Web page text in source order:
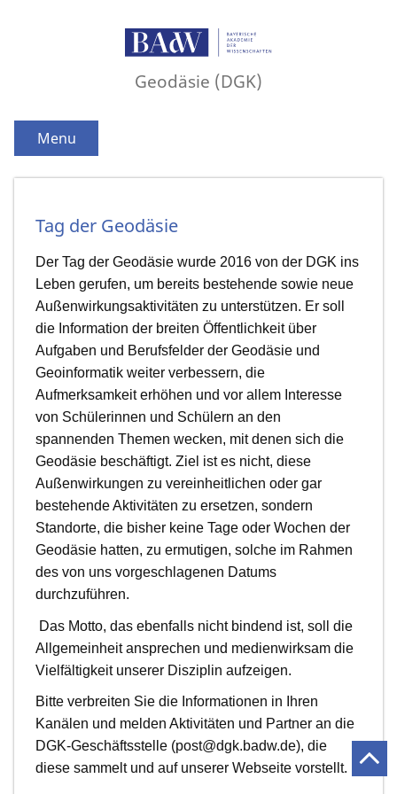
Geodäsie (DGK)
Menu
Tag der Geodäsie
Der Tag der Geodäsie wurde 2016 von der DGK ins
Leben gerufen, um bereits bestehende sowie neue
Außenwirkungsaktivitäten zu unterstützen. Er soll
die Information der breiten Öffentlichkeit über
Aufgaben und Berufsfelder der Geodäsie und
Geoinformatik weiter verbessern, die
Aufmerksamkeit erhöhen und vor allem Interesse
von Schülerinnen und Schülern an den
spannenden Themen wecken, mit denen sich die
Geodäsie beschäftigt. Ziel ist es nicht, diese
Außenwirkungen zu vereinheitlichen oder gar
bestehende Aktivitäten zu ersetzen, sondern
Standorte, die bisher keine Tage oder Wochen der
Geodäsie hatten, zu ermutigen, solche im Rahmen
des von uns vorgeschlagenen Datums
durchzuführen.
Das Motto, das ebenfalls nicht bindend ist, soll die
Allgemeinheit ansprechen und medienwirksam die
Vielfältigkeit unserer Disziplin aufzeigen.
Bitte verbreiten Sie die Informationen in Ihren
Kanälen und melden Aktivitäten und Partner an die
DGK-Geschäftsstelle (post@dgk.badw.de), die
diese sammelt und auf unserer Webseite vorstellt.